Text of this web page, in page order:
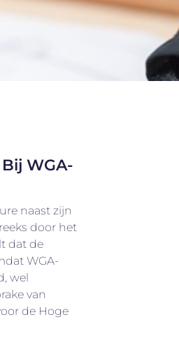
WGA-
naast zijn
door het
dat de
WGA-
wel
van
de Hoge